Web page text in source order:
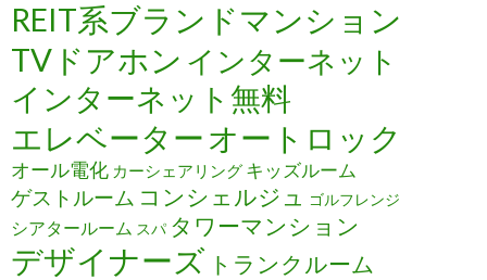
REIT系ブランドマンション
TVドアホン インターネット
インターネット無料
エレベーター オートロック
オール電化 カーシェアリング キッズルーム
ゲストルーム コンシェルジュ ゴルフレンジ
シアタールーム スパ タワーマンション
デザイナーズ トランクルーム